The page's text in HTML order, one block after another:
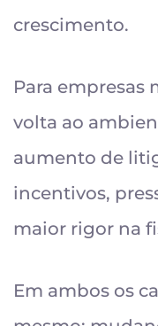
crescimento.
Para empresas
volta ao
aumento de
incentivos,
maior rigor na
Em ambos os